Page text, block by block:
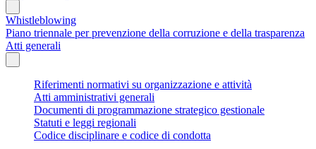
Whistleblowing
Piano triennale per prevenzione della corruzione e della trasparenza
Atti generali
Riferimenti normativi su organizzazione e attività
Atti amministrativi generali
Documenti di programmazione strategico gestionale
Statuti e leggi regionali
Codice disciplinare e codice di condotta